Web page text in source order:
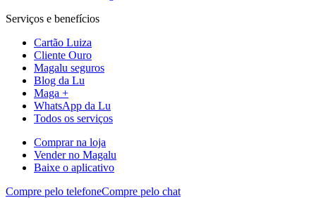
Serviços e benefícios
Cartão Luiza
Cliente Ouro
Magalu seguros
Blog da Lu
Maga +
WhatsApp da Lu
Todos os serviços
Comprar na loja
Vender no Magalu
Baixe o aplicativo
Compre pelo telefoneCompre pelo chat